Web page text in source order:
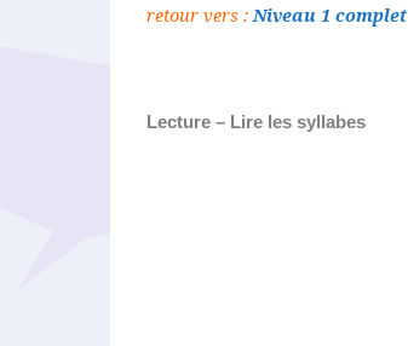
retour vers : Niveau 1 complet
Lecture – Lire les syllabes